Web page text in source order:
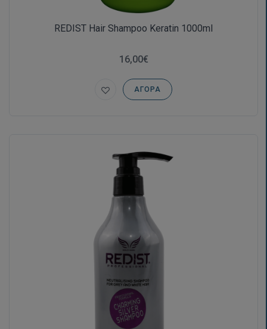
REDIST Hair Shampoo Keratin 1000ml
16,00€
ΑΓΟΡΆ